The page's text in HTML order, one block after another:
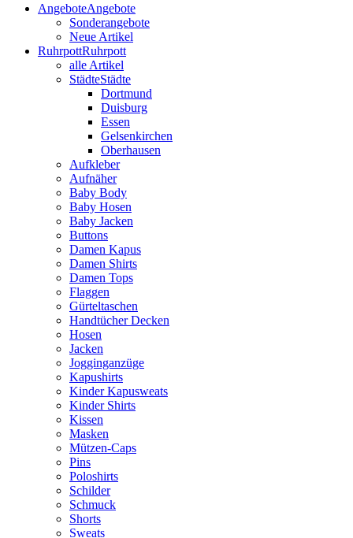
AngeboteAngebote
Sonderangebote
Neue Artikel
RuhrpottRuhrpott
alle Artikel
StädteStädte
Dortmund
Duisburg
Essen
Gelsenkirchen
Oberhausen
Aufkleber
Aufnäher
Baby Body
Baby Hosen
Baby Jacken
Buttons
Damen Kapus
Damen Shirts
Damen Tops
Flaggen
Gürteltaschen
Handtücher Decken
Hosen
Jacken
Jogginganzüge
Kapushirts
Kinder Kapusweats
Kinder Shirts
Kissen
Masken
Mützen-Caps
Pins
Poloshirts
Schilder
Schmuck
Shorts
Sweats